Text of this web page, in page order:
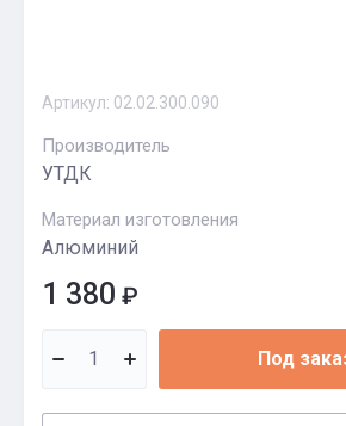
Артикул: 02.02.300.090
Производитель
УТДК
Материал изготовления
Алюминий
1 380 ₽
Под